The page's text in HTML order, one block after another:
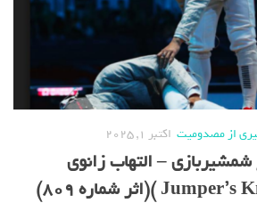
از مصدومیت اکتبر 1, 2025
– التهاب زانوی